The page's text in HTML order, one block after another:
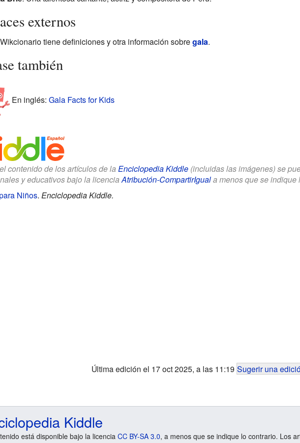
externos
tiene definiciones y otra información sobregala.
también
En inglés: Gala Facts for Kids
contenido de los artículos de la Enciclopedia Kiddle(incluidas las imágenes) se
y educativos bajo la licenciaAtribución-CompartirIguala menos que se indique
Niños. Enciclopedia Kiddle.
Última edición el 17 oct 2025, a las 11:19 Sugerir una
Kiddle
está disponible bajo la licencia CC BY-SA 3.0, a menos que se indique lo contrario. Los